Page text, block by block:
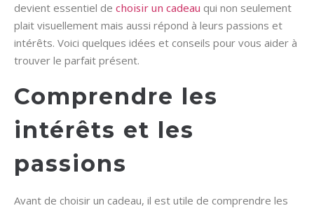
devient essentiel de choisir un cadeau qui non seulement
plait visuellement mais aussi répond à leurs passions et
intérêts. Voici quelques idées et conseils pour vous aider à
trouver le parfait présent.
Comprendre les
intérêts et les
passions
Avant de choisir un cadeau, il est utile de comprendre les